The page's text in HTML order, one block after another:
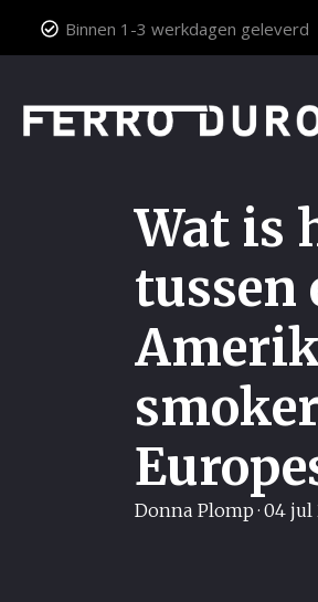
Binnen 1-3 werkdagen geleverd
Wat is
tussen
Donna Plomp· 04 jul